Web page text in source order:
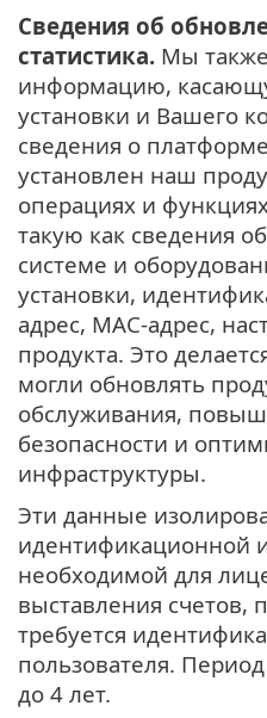
Сведения об
статистика. Мы
информацию,
установки и Вашего
сведения о
установлен наш
операциях и
такую как сведения
системе и
установки,
адрес, MAC-адрес,
продукта. Это
могли обновлять
обслуживания,
безопасности и
инфраструктуры.
Эти данные
идентификационной
необходимой для
выставления счетов,
требуется
пользователя.
до 4 лет.